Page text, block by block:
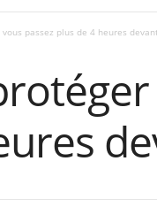
passez plus de 4 heures